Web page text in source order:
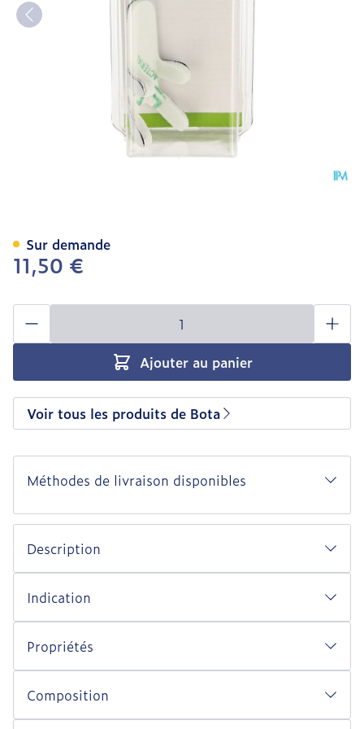
11,50 €
Quantité
Ajouter au panier
Sur demande
Voir tous les produits de Bota
Méthodes de livraison disponibles
Description
Indication
Propriétés
Composition